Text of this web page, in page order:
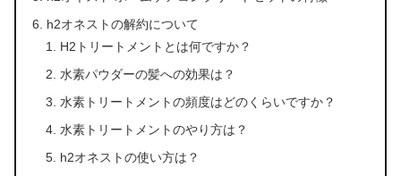
h2オネストの解約について
H2トリートメントとは何ですか？
水素パウダーの髪への効果は？
水素トリートメントの頻度はどのくらいですか？
水素トリートメントのやり方は？
h2オネストの使い方は？